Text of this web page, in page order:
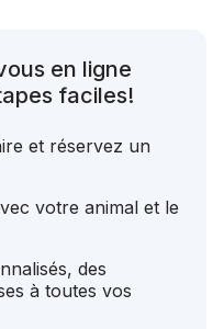
en ligne
faciles!
et réservez un
votre animal et le
des
à toutes vos